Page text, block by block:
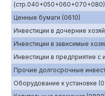
Ценные бумаги (0610)
Инвестиции в дочерние
Инвестиции в зависимые
Инвестиции в предприятие с
Прочие долгосрочные
Оборудование к установке